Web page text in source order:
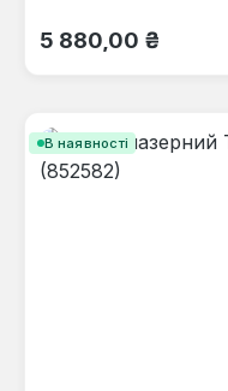
Звичайна ціна:
5 880,00 ₴
В наявності